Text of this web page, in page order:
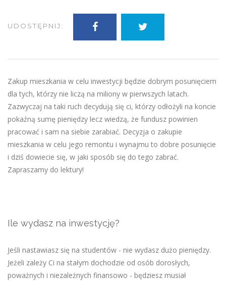
UDOSTĘPNIJ:
Zakup mieszkania w celu inwestycji będzie dobrym posunięciem
dla tych, którzy nie liczą na miliony w pierwszych latach.
Zazwyczaj na taki ruch decydują się ci, którzy odłożyli na koncie
pokaźną sumę pieniędzy lecz wiedzą, że fundusz powinien
pracować i sam na siebie zarabiać. Decyzja o zakupie
mieszkania w celu jego remontu i wynajmu to dobre posunięcie
i dziś dowiecie się, w jaki sposób się do tego zabrać.
Zapraszamy do lektury!
Ile wydasz na inwestycję?
Jeśli nastawiasz się na studentów - nie wydasz dużo pieniędzy.
Jeżeli zależy Ci na stałym dochodzie od osób dorosłych,
poważnych i niezależnych finansowo - będziesz musiał